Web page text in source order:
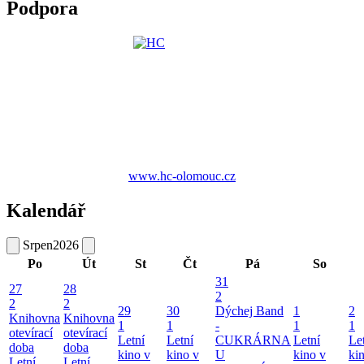
Podpora
www.hc-olomouc.cz
Kalendář
Srpen2026
Po
Út St Čt Pá
So
27
2
Knihovna
otevírací
doba
28
2
Knihovna
otevírací
doba
29
1
Letní
kino v
30
1
Letní
kino v
31
2
Dýchej Band
-
CUKRÁRNA
U
1
1
Letní
kino v
2
1